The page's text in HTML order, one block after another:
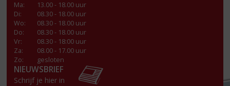
Ma:
13.00 - 18.00 uur
Di:
08.30 - 18.00 uur
Wo:
08.30 - 18.00 uur
Do:
08.30 - 18.00 uur
Vr:
08.30 - 18:00 uur
Za:
08.00 - 17.00 uur
Zo:
gesloten
NIEUWSBRIEF
Schrijf je hier in